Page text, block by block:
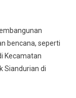
bencana, seperti
Kecamatan
Siandurian di